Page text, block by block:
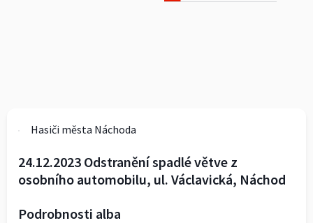
Hasiči města Náchoda
24.12.2023 Odstranění spadlé větve z
osobního automobilu, ul. Václavická, Náchod
Podrobnosti alba